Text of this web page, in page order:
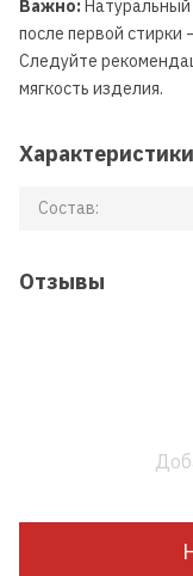
Важно:
после первой стирки
Следуйте
мягкость изделия.
Характеристики
Состав:
Отзывы